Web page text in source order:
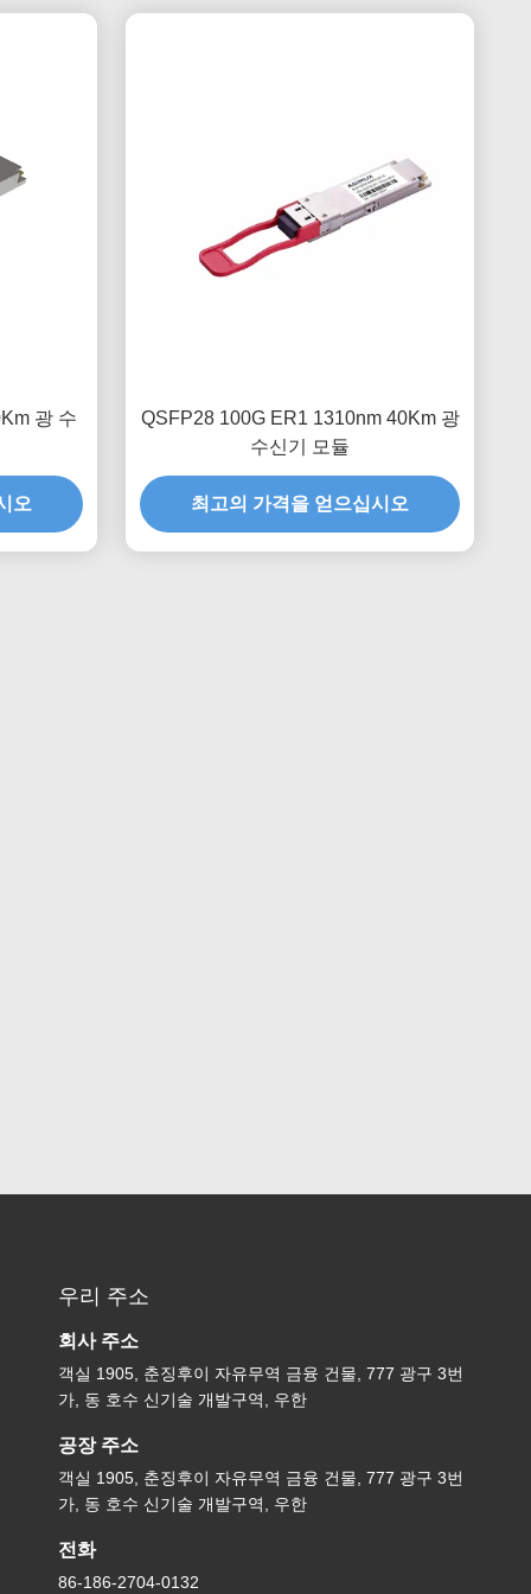
광 수
오
QSFP28 100G ER1 1310nm 40Km 광
수신기 모듈
최고의 가격을 얻으십시오
우리 주소
회사 주소
객실 1905, 춘징후이 자유무역 금융 건물, 777 광구 3번
가, 동 호수 신기술 개발구역, 우한
공장 주소
객실 1905, 춘징후이 자유무역 금융 건물, 777 광구 3번
가, 동 호수 신기술 개발구역, 우한
전화
86-186-2704-0132